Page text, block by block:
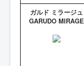
ガルド ミラージュ
GARUDO MIRAGE